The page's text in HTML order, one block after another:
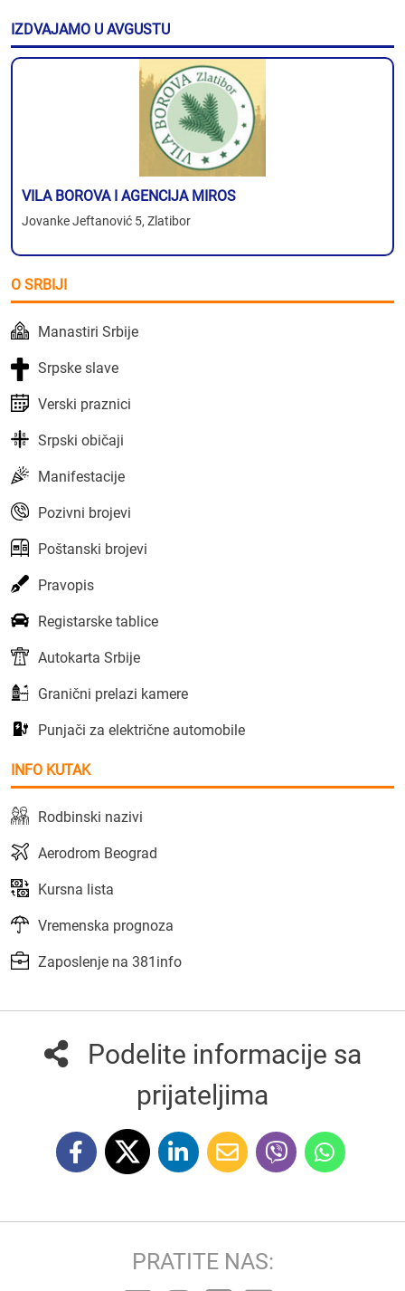
IZDVAJAMO U AVGUSTU
VILA BOROVA I AGENCIJA MIROS
Jovanke Jeftanović 5, Zlatibor
O SRBIJI
Manastiri Srbije
Srpske slave
Verski praznici
Srpski običaji
Manifestacije
Pozivni brojevi
Poštanski brojevi
Pravopis
Registarske tablice
Autokarta Srbije
Granični prelazi kamere
Punjači za električne automobile
INFO KUTAK
Rodbinski nazivi
Aerodrom Beograd
Kursna lista
Vremenska prognoza
Zaposlenje na 381info
Podelite informacije sa
prijateljima
PRATITE NAS: